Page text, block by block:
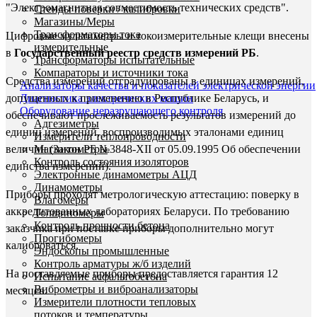
Стенды поверки / калибровки
Магазины/Меры
Трансформаторы тока
измерительные
Трансформаторы испытательные
Компараторы и источники тока
Анализаторы качества и показателей электрической энергии
Диагностика электрических машин
Оборудование неразрушающего контроля
Адгезиметры
Измерители теплопроводности
Магнитометры
Контроль состояния изоляторов
Электронные динамометры АЦД
Динамометры
Влагомеры
Толщиномеры
Контроль прочности бетона
Прогибомеры
Эндоскопы промышленные
Контроль арматуры ж/б изделий
Испытание асфальтобетона
Виброметры и виброанализаторы
Измерители плотности тепловых
потоков и температуры
"Электромагнитная совместимость технических средств".
Цифровые мультиметры и токоизмерительные клещи внесены
в Государственный реестр средств измерений РБ.
Средства измерений отградуированы в единицах измерений,
допущенных к применению в Республике Беларусь, и
обеспечивают прослеживаемость результатов измерений до
единиц измерений, воспроизводимых эталонами единиц
величин (Закон РБ №3848-XII от 05.09.1995 Об обеспечении
единства измерений).
Приборы проходят метрологическую аттестацию: поверку в
аккредитованных лабораториях Беларуси. По требованию
заказчика при поставке приборы дополнительно могут
калиброваться.
На поставляемые приборы предоставляется гарантия 12
месяцев.